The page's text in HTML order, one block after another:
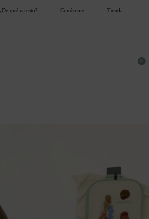
¿De qué va esto? Conóceme Tienda